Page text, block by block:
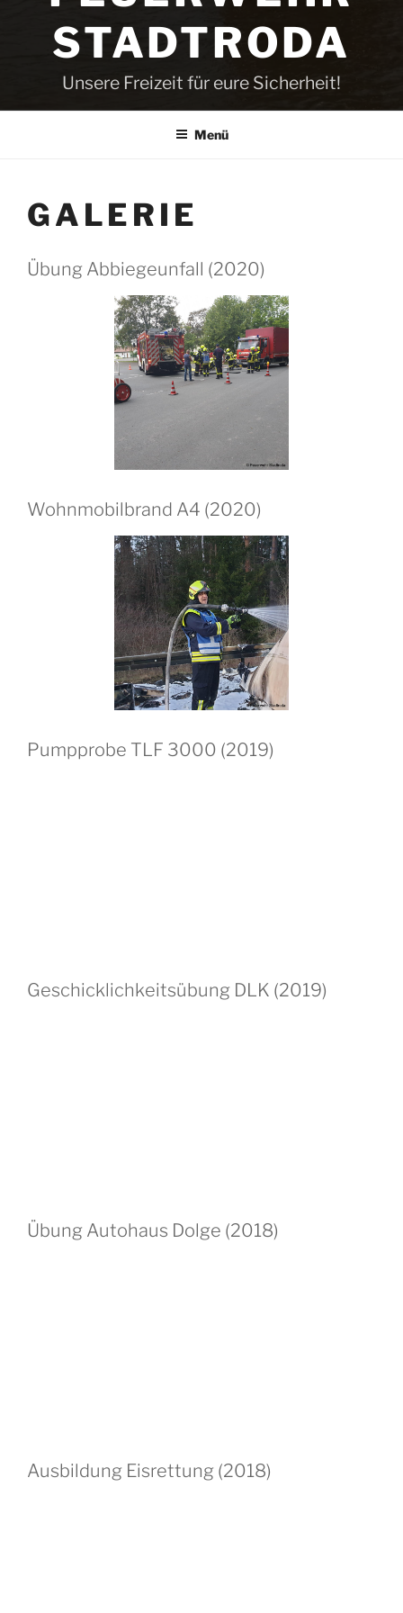
STADTRODA
Unsere Freizeit für eure Sicherheit!
Menü
GALERIE
Übung Abbiegeunfall (2020)
Wohnmobilbrand A4 (2020)
Pumpprobe TLF 3000 (2019)
Geschicklichkeitsübung DLK (2019)
Übung Autohaus Dolge (2018)
Ausbildung Eisrettung (2018)